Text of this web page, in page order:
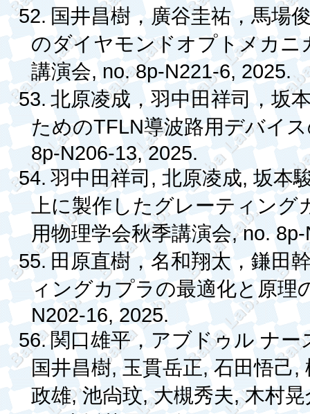
52.国井昌樹，廣谷圭祐，馬場
のダイヤモンドオプトメカニ
講演会, no. 8p-N221-6, 2025.
53.北原凌成，羽中田祥司，坂
ためのTFLN導波路用デバイ
8p-N206-13, 2025.
54.羽中田祥司, 北原凌成, 坂本
上に製作したグレーティング
用物理学会秋季講演会, no.
55.田原直樹，名和翔太，鎌田
ィングカプラの最適化と原理
N202-16, 2025.
56.関口雄平，アブドゥル ナー
国井昌樹,玉貫岳正,石田悟己,
政雄,池尙玟,大槻秀夫,木村晃